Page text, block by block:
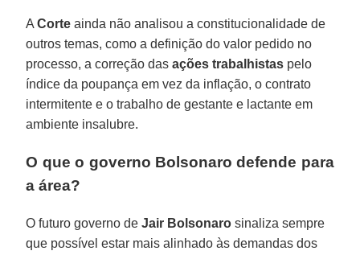
ACorte ainda não analisou a constitucionalidade de
outros temas, como a definição do valor pedido no
processo, a correção dasações trabalhistas pelo
índice da poupança em vez da inflação, o contrato
intermitente e o trabalho de gestante e lactante em
ambiente insalubre.
O que o governo Bolsonaro defende para
a área?
O futuro governo deJair Bolsonaro sinaliza sempre
que possível estar mais alinhado às demandas dos